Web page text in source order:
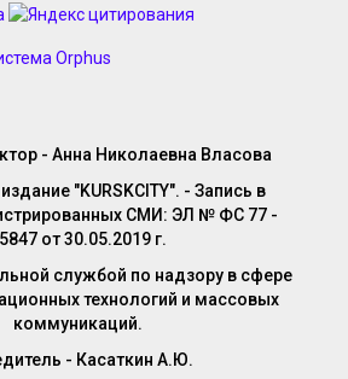
- Анна Николаевна Власова
"KURSKCITY". - Запись в
СМИ: ЭЛ № ФС 77 -
от 30.05.2019 г.
службой по надзору в сфере
технологий и массовых
коммуникаций.
- Касаткин А.Ю.